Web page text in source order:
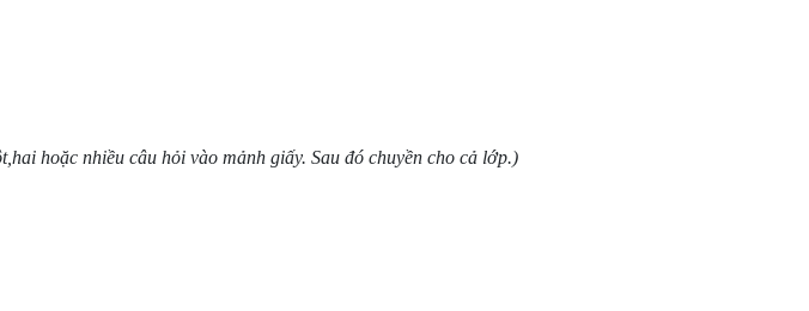
hoặc nhiều câu hỏi vào mảnh giấy. Sau đó chuyền cho cả lớp.)